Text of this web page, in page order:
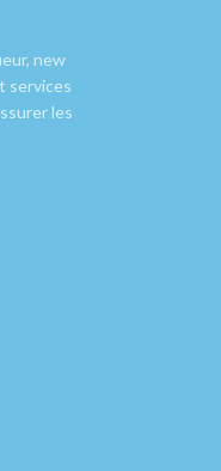
new
services
les